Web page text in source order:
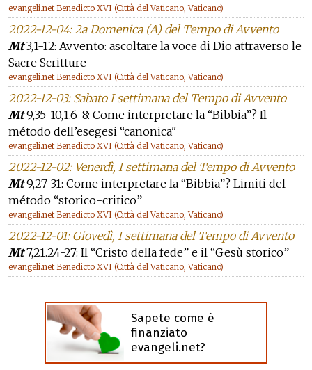
evangeli.net Benedicto XVI (Città del Vaticano, Vaticano)
2022-12-04: 2a Domenica (A) del Tempo di Avvento
Mt3,1-12: Avvento: ascoltare la voce di Dio attraverso le
Sacre Scritture
evangeli.net Benedicto XVI (Città del Vaticano, Vaticano)
2022-12-03: Sabato I settimana del Tempo di Avvento
Mt9,35-10,1.6-8: Come interpretare la “Bibbia”? Il
método dell’esegesi “canonica"
evangeli.net Benedicto XVI (Città del Vaticano, Vaticano)
2022-12-02: Venerdì, I settimana del Tempo di Avvento
Mt9,27-31: Come interpretare la “Bibbia”? Limiti del
método “storico-critico”
evangeli.net Benedicto XVI (Città del Vaticano, Vaticano)
2022-12-01: Giovedì, I settimana del Tempo di Avvento
Mt7,21.24-27: Il “Cristo della fede” e il “Gesù storico”
evangeli.net Benedicto XVI (Città del Vaticano, Vaticano)
Sapete come è
finanziato
evangeli.net?